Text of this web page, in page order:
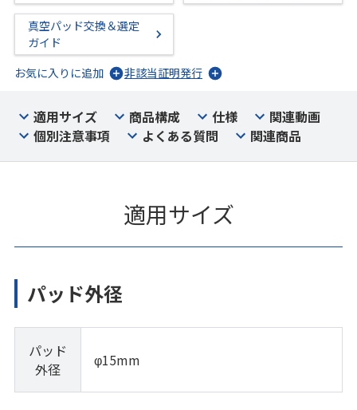
真空パッド交換＆選定
ガイド
お気に入りに追加
非該当証明発行
適用サイズ 商品構成 仕様
関連動画
個別注意事項
よくある質問 関連商品
適用サイズ
パッド外径
パッド
外径
φ15mm